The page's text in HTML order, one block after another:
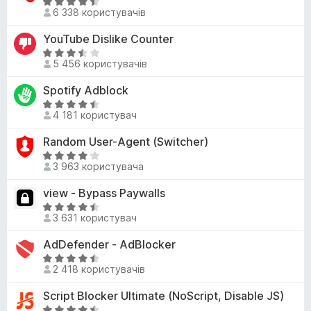
6
5
к
5
з
5
О
ц
і
н
к
4
,
4
5
6 338 користувачів
YouTube Dislike Counter
О
ц
н
к
3
,
3
5
5 456 користувачів
Spotify Adblock
О
ц
і
н
к
4
,
5
5
4 181 користувач
Random User-Agent (Switcher)
О
ц
н
к
4
з
5
3 963 користувача
view - Bypass Paywalls
О
ц
н
к
4
3 631 користувач
AdDefender - AdBlocker
О
ц
н
2 418 користувачів
Script Blocker Ultimate (NoScript, Disable JS)